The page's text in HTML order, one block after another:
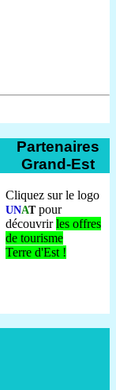
Partenaires
Grand-Est
Cliquez sur le logo
UNAT pour
découvrirles offres
de tourisme
Terre d'Est !